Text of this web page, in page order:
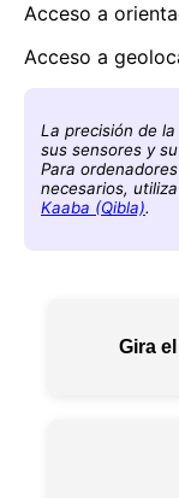
Acceso a
Acceso a
La precisión de
sus sensores y
Para
necesarios,
Kaaba (Qibla).
Gira